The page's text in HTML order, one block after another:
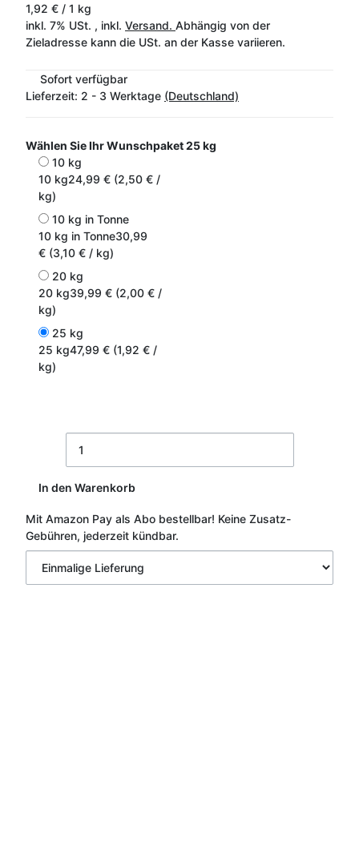
1,92 € / 1 kg
inkl. 7% USt. , inkl. Versand. Abhängig von der
Zieladresse kann die USt. an der Kasse variieren.
Sofort verfügbar
Lieferzeit: 2 - 3 Werktage (Deutschland)
Wählen Sie Ihr Wunschpaket25 kg
10 kg
10 kg24,99 € (2,50 € /
kg)
10 kg in Tonne
10 kg in Tonne30,99
€ (3,10 € / kg)
20 kg
20 kg39,99 € (2,00 € /
kg)
25 kg
25 kg47,99 € (1,92 € /
kg)
In den Warenkorb
Mit Amazon Pay als Abo bestellbar! Keine Zusatz-
Gebühren, jederzeit kündbar.